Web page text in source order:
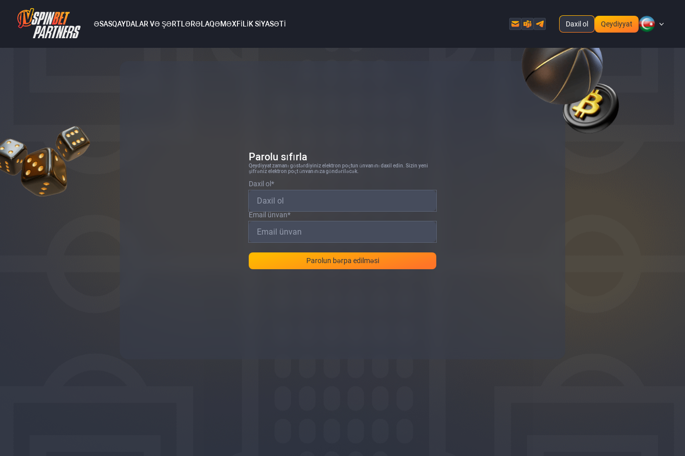
ƏSASQAYDALAR VƏ ŞƏRTLƏRƏLAQƏMƏXFILIK SIYASƏTI Daxil ol Qeydiyyat
Parolu sıfırla
Qeydiyyat zamanı göstərdiyiniz elektron poçtun ünvanını daxil edin. Sizin yeni
şifrəniz elektron poçt ünvanınıza göndəriləcək.
Daxil ol*
Email ünvan*
Parolun bərpa edilməsi